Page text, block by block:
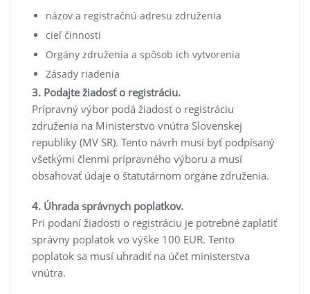
názov a registračnú adresu združenia
cieľ činnosti
Orgány združenia a spôsob ich vytvorenia
Zásady riadenia
3. Podajte žiadosť o registráciu.
Prípravný výbor podá žiadosť o registráciu
združenia na Ministerstvo vnútra Slovenskej
republiky (MV SR). Tento návrh musí byť podpísaný
všetkými členmi prípravného výboru a musí
obsahovať údaje o štatutárnom orgáne združenia.
4. Úhrada správnych poplatkov.
Pri podaní žiadosti o registráciu je potrebné zaplatiť
správny poplatok vo výške 100 EUR. Tento
poplatok sa musí uhradiť na účet ministerstva
vnútra.